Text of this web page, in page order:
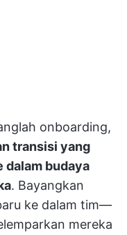
onboarding,
transisi yang
dalam budaya
. Bayangkan
ke dalam tim—
mereka